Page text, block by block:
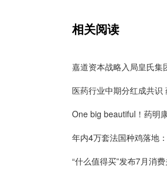
相关阅读
医药行业中期分红成共
“什么值得买”发布7月消